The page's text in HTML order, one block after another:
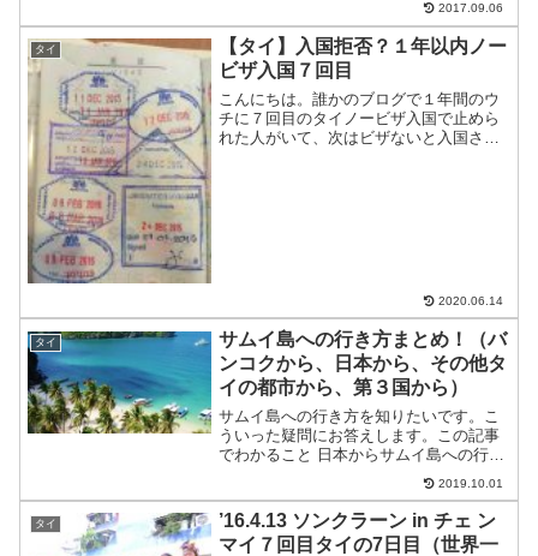
sleep」無料WiFiが使える（速度は速くな
い・・...
2017.09.06
タイ
【タイ】入国拒否？１年以内ノー
ビザ入国７回目
こんにちは。誰かのブログで１年間のウ
チに７回目のタイノービザ入国で止めら
れた人がいて、次はビザないと入国させ
2020.06.14
タイ
サムイ島への行き方まとめ！（バ
ンコクから、日本から、その他タ
イの都市から、第３国から）
サムイ島への行き方を知りたいです。こ
ういった疑問にお答えします。この記事
でわかること 日本からサムイ島への行き
方 シンガポール、KL、香港、中国からサ
ムイ島への行き方 バンコクからサムイ島
への行き方 パタヤからサムイ島への行き
方 プーケット...
2019.10.01
タイ
’16.4.13 ソンクラーン in チェ ン
マイ７回目タイの7日目（世界一